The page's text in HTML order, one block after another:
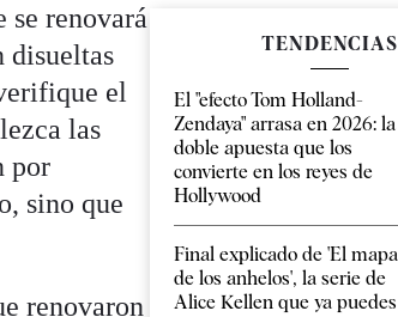
renovará
disueltas
el
las
por
sino que
renovaron
TENDENCIAS
El "efecto Tom Holland-
Zendaya" arrasa en 2026: la
doble apuesta que los
convierte en los reyes de
Hollywood
Final explicado de 'El mapa
de los anhelos', la serie de
Alice Kellen que ya puedes